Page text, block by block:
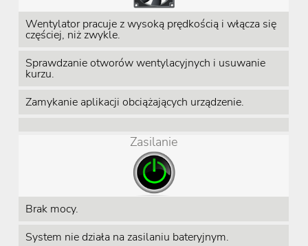
Wentylator pracuje z wysoką prędkością i włącza się
częściej, niż zwykle.
Sprawdzanie otworów wentylacyjnych i usuwanie
kurzu.
Zamykanie aplikacji obciążających urządzenie.
Zasilanie
Brak mocy.
System nie działa na zasilaniu bateryjnym.